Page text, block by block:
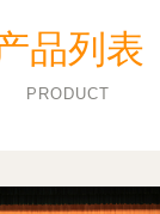
品列表
PRODUCT